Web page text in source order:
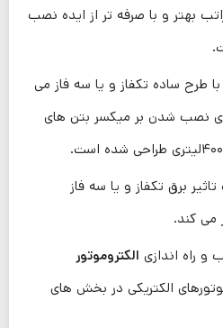
بهتر و با صرفه تر از ایده نصب
طرح ساده تکفاز و یا سه فاز می
نصب شدن بر میکسر بتن های
برق تکفاز و یا سه فاز
می ‌کند.
و راه اندازی الکتروموتور
الکتریکی در بخش ‌های